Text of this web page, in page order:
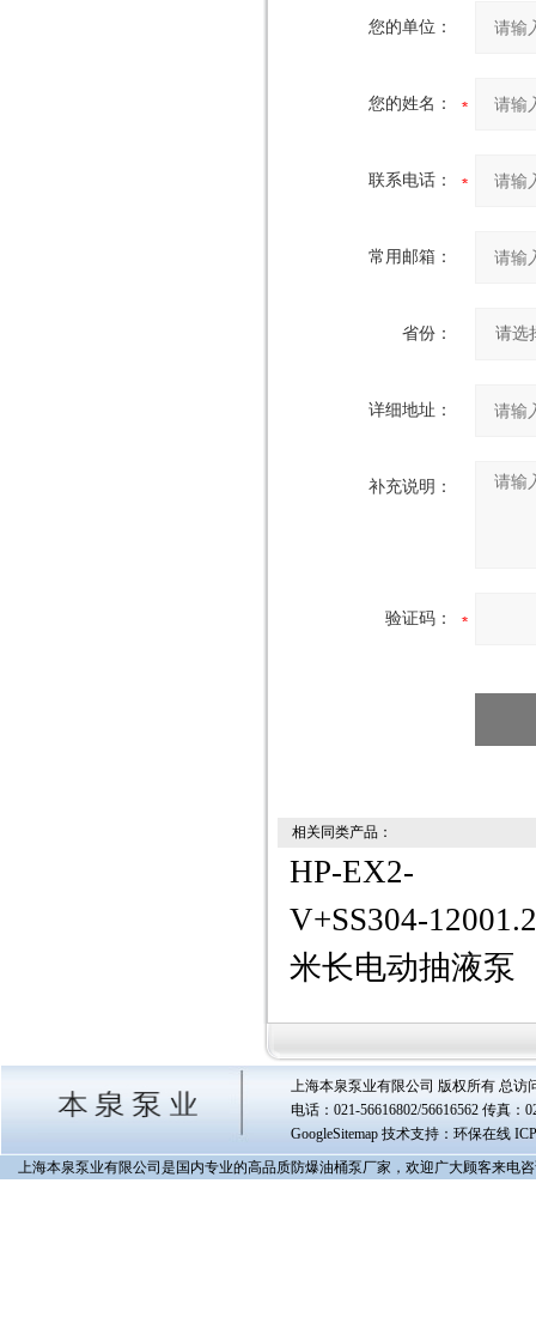
您的单位：
您的姓名：
联系电话：
常用邮箱：
省份：
详细地址：
补充说明：
验证码：
相关同类产品：
HP-EX2-
V+SS304-12001.2
米长电动抽液泵
上海本泉泵业有限公司 版权所有 总访
电话：021-56616802/56616562 传真：
GoogleSitemap技术支持：环保在线
上海本泉泵业有限公司是国内专业的高品质防爆油桶泵厂家，欢迎广大顾客来电